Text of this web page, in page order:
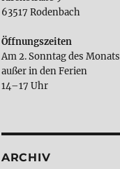
63517 Rodenbach
Öffnungszeiten
Am 2. Sonntag des Monats
außer in den Ferien
14–17 Uhr
ARCHIV